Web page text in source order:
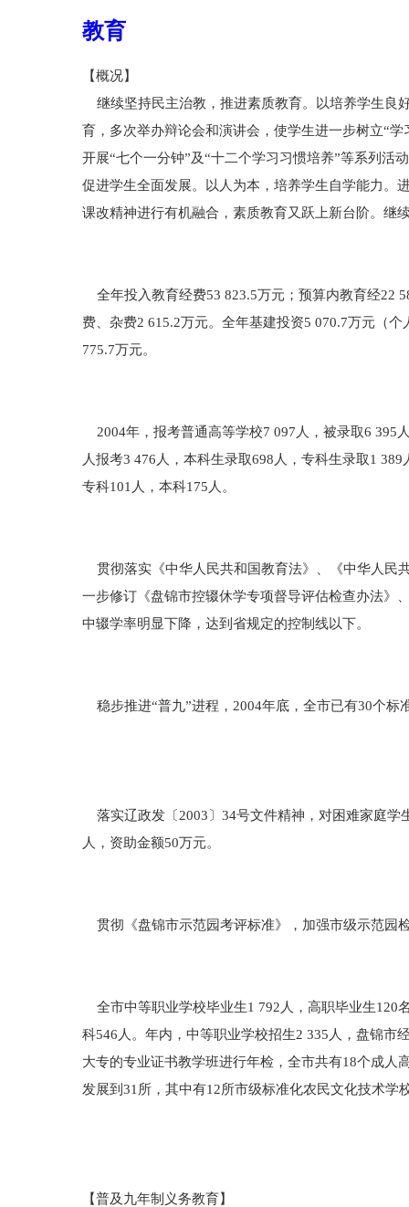
教育
【概况】
继续坚持民主治教，推进素质教育。以培养学生良
育，多次举办辩论会和演讲会，使学生进一步树立“
开展“七个一分钟”及“十二个学习习惯培养”等系列活
促进学生全面发展。以人为本，培养学生自学能力。
课改精神进行有机融合，素质教育又跃上新台阶。继
全年投入教育经费53 823.5万元；预算内教育经22
费、杂费2 615.2万元。全年基建投资5 070.7万元（
775.7万元。
2004年，报考普通高等学校7 097人，被录取6 395
人报考3 476人，本科生录取698人，专科生录取1
专科101人，本科175人。
贯彻落实《中华人民共和国教育法》、《中华人民
一步修订《盘锦市控辍休学专项督导评估检查办法》
中辍学率明显下降，达到省规定的控制线以下。
稳步推进“普九”进程，2004年底，全市已有30个标
落实辽政发〔2003〕34号文件精神，对困难家庭学
人，资助金额50万元。
贯彻《盘锦市示范园考评标准》，加强市级示范园
全市中等职业学校毕业生1 792人，高职毕业生120
科546人。年内，中等职业学校招生2 335人，盘锦市
大专的专业证书教学班进行年检，全市共有18个成人
发展到31所，其中有12所市级标准化农民文化技术学
【普及九年制义务教育】